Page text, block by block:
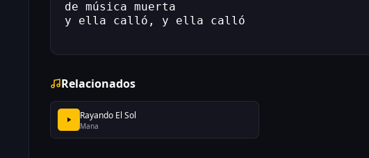
de música muerta
y ella calló, y ella calló
Relacionados
Rayando El Sol
Mana